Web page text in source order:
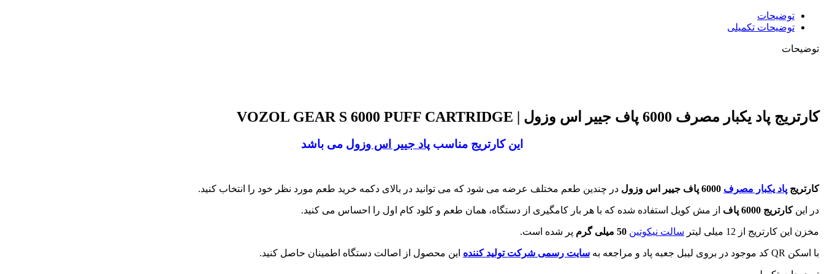
توضیحات
توضیحات تکمیلی
توضیحات
کارتریج پاد یکبار مصرف 6000 پاف جییر اس وزول | VOZOL GEAR S 6000 PUFF CARTRIDGE
این کارتریج مناسب پاد جییر اس وزول می باشد
کارتریج پاد یکبار مصرف در چندین طعم مختلف عرضه می شود که می توانید در بالای دکمه خرید طعم مورد نظر خود را انتخاب کنید.
در اینکارتریج 6000 پاف از مش کویل استفاده شده که با هر بار کامگیری از دستگاه، همان طعم و کلود کام اول را احساس می کنید.
مخزن این کارتریج از 12 میلی لیتر سالت نیکوتین 50 میلی گرم پر شده است.
با اسکن QR کد موجود در بروی لیبل جعبه پاد و مراجعه به سایت رسمی شرکت تولید کننده این محصول از اصالت دستگاه اطمینان حاصل کنید.